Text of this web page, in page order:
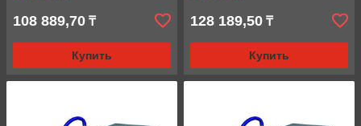
108 889,70 ₸
Купить
128 189,50 ₸
Купить